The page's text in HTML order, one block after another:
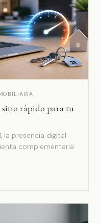
rápido para tu
la presencia digital
complementaria